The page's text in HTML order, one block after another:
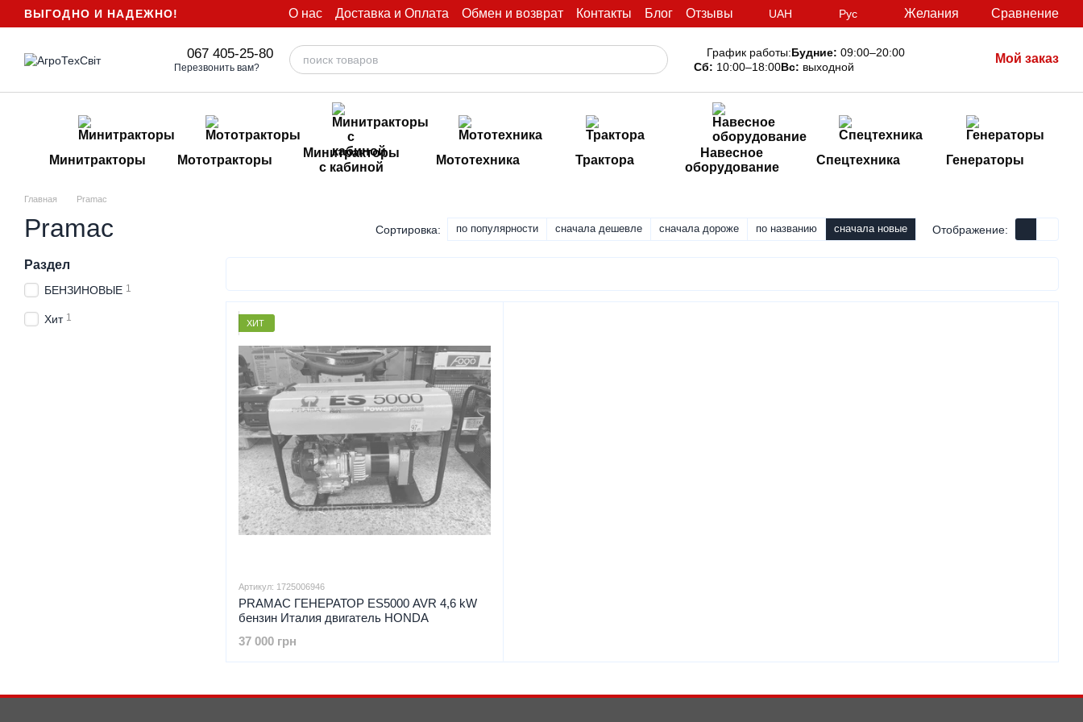
Перейти к основному контенту
ВЫГОДНО И НАДЕЖНО! О нас Доставка и Оплата Обмен и возврат Контакты Блог Отзывы UAH Рус Желания Сравнение
067 405-25-80
Перезвонить вам?
График работы:Будние: 09:00–20:00
Сб: 10:00–18:00Вс: выходной
Мой заказ
Минитракторы Мототракторы
Минитракторы
с кабиной
Мототехника Трактора
Навесное
оборудование
Спецтехника Генераторы
Главная Pramac
Pramac Сортировка: по популярности сначала дешевле сначала дороже по названию сначала новые Отображение:
ХИТ
Артикул: 1725006946
PRAMAC ГЕНЕРАТОР ES5000 AVR 4,6 kW
бензин Италия двигатель HONDA
37 000 грн
Раздел
БЕНЗИНОВЫЕ 1
Хит 1